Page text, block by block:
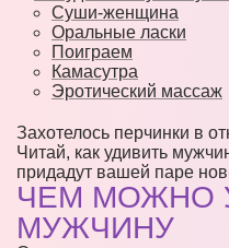
Суши-женщина
Оральные ласки
Поиграем
Камасутра
Эротический массаж
Захотелось перчинки в
Читай, как удивить
придадут вашей паре
ЧЕМ МОЖНО
МУЖЧИНУ